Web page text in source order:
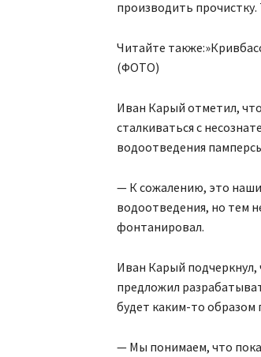
производить
Читайте
(ФОТО)
Иван Карый отметил,
сталкиваться с
водоотведения
— К сожалению, это наши
водоотведения, но тем
фонтанировал.
Иван Карый
предложил
будет каким-то образом
— Мы понимаем, что пока